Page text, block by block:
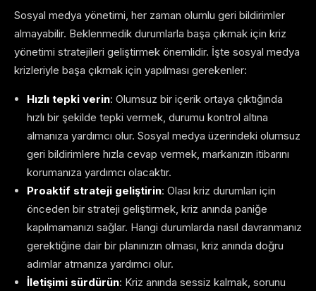
Sosyal medya yönetimi, her zaman olumlu geri bildirimler
almayabilir. Beklenmedik durumlarla başa çıkmak için kriz
yönetimi stratejileri geliştirmek önemlidir. İşte sosyal medya
krizleriyle başa çıkmak için yapılması gerekenler:
Hızlı tepki verin: Olumsuz bir içerik ortaya çıktığında
hızlı bir şekilde tepki vermek, durumu kontrol altına
almanıza yardımcı olur. Sosyal medya üzerindeki olumsuz
geri bildirimlere hızla cevap vermek, markanızın itibarını
korumanıza yardımcı olacaktır.
Proaktif strateji geliştirin: Olası kriz durumları için
önceden bir strateji geliştirmek, kriz anında paniğe
kapılmamanızı sağlar. Hangi durumlarda nasıl davranmanız
gerektiğine dair bir planınızın olması, kriz anında doğru
adımlar atmanıza yardımcı olur.
İletişimi sürdürün: Kriz anında sessiz kalmak, sorunu